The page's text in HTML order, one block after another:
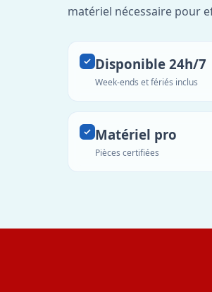
matériel nécessaire pour
Disponible 24h/7
Week-ends et fériés inclus
Matériel pro
Pièces certifiées